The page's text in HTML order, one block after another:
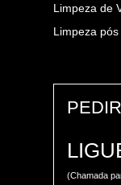
Limpeza de
Limpeza
(Chamada